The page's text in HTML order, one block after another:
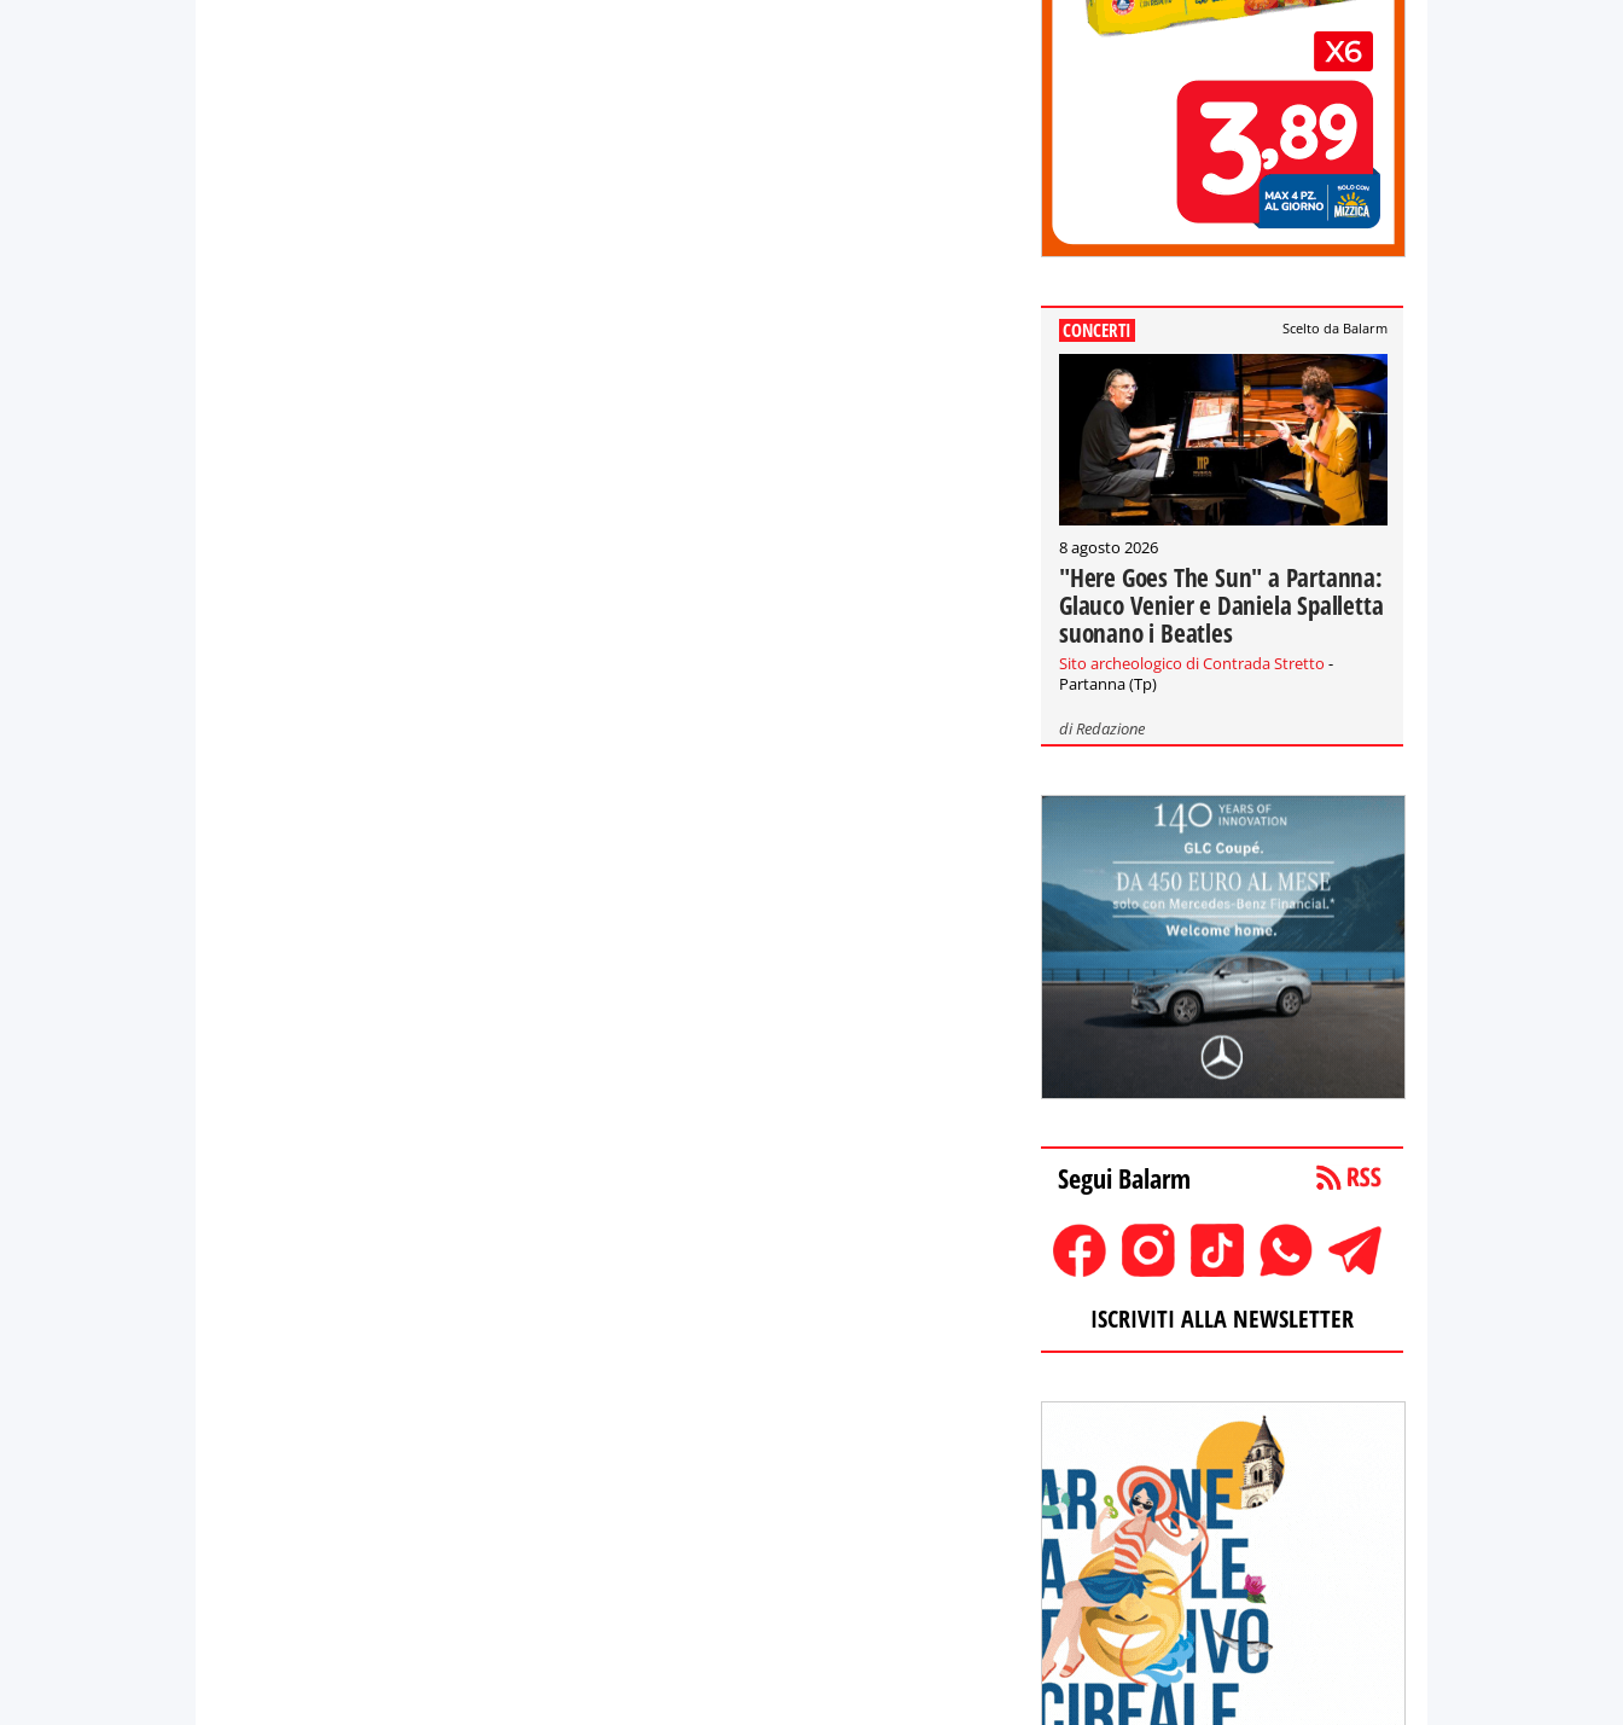
CONCERTI Scelto da Balarm
8 agosto 2026
"Here Goes The Sun" a Partanna:
Glauco Venier e Daniela Spalletta
suonano i Beatles
Sito archeologico di Contrada Stretto -
Partanna (Tp)
diRedazione
Segui Balarm
ISCRIVITI ALLA NEWSLETTER